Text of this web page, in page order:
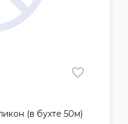
(в бухте 50м)